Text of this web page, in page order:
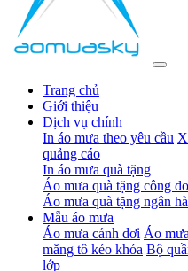
Trang chủ
Giới thiệu
Dịch vụ chính
In áo mưa theo yêu cầu
quảng cáo
In áo mưa quà tặng
Áo mưa quà tặng công
Áo mưa quà tặng ngân
Mẫu áo mưa
Áo mưa cánh dơi Áo
măng tô kéo khóa Bộ
lớp